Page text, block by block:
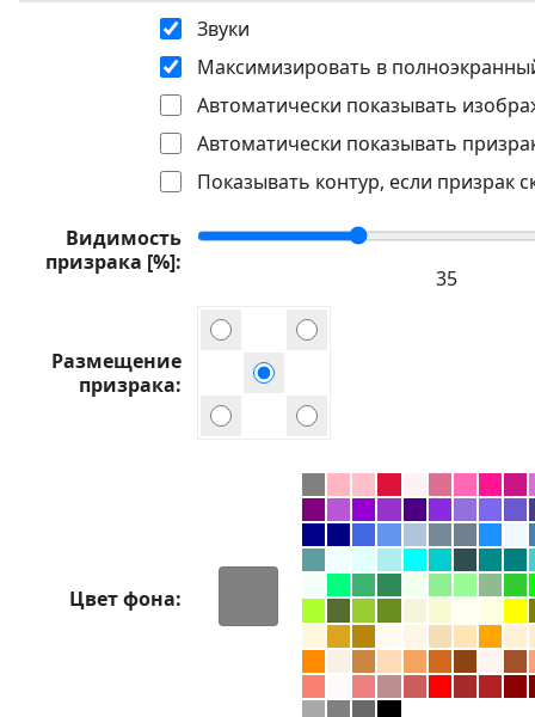
Звуки
Максимизировать в
Автоматически показывать
Автоматически показывать
Показывать контур, если призрак
Видимость
призрака [%]
Размещение
призрака
Цвет фона